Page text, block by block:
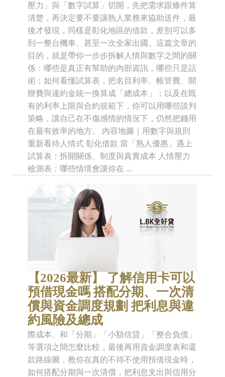
壓力」與「數字試算」切開，先把需求跟條件算
清楚，再決定要不要讓熟人業務來協助送件，最
後才發現，同樣是彰化地區的借款，差別可以多
到一整台機車、甚至一次全家出國。這篇文章的
目的，就是帶你一步步拆解人情與數字之間的關
係：哪些是真正有幫助的內部資訊，哪些只是話
術；如何看懂試算表，把名目利率、帳管費、開
辦費與違約金統一換算成「總成本」；以及在既
有的利率上限與合約規範下，你可以用哪些談判
策略，讓自己在不傷感情的情況下，仍然把錢用
在最有效率的地方。 內容地圖｜用數字與規則
重新看待人情式 彰化借款 當「熟人優惠」遇上
試算表：拆開關係、制度與真實成本 人情壓力
檢測表：哪些情境會讓你在 ...
【2026最新】 了解信用卡可以
預借現金嗎 搭配分期、一次清
償與資金調度規劃 把利息與違
約風險及總成
際成本、和「分期」「小額信貸」「整合負債」
等選項之間怎麼比較，最後再用資金調度表和還
款路線圖，教你在真的不得不使用預借現金時，
如何搭配分期與一次清償，把利息支出與信用分